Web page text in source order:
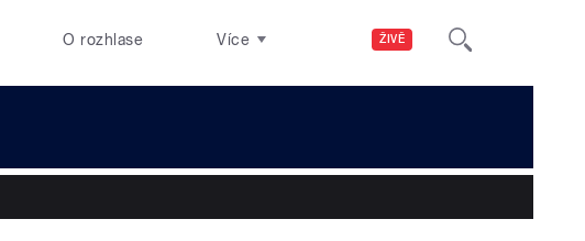
ŽIVĚ
O rozhlase Více